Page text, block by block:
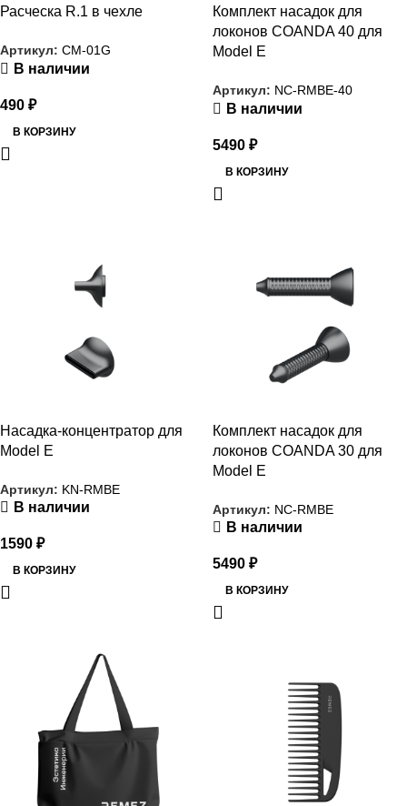
Расческа R.1 в чехле
Артикул: CM-01G
В наличии
490 ₽
В КОРЗИНУ
Комплект насадок для
локонов COANDA 40 для
Model E
Артикул: NC-RMBE-40
В наличии
5490 ₽
В КОРЗИНУ
Насадка-концентратор для
Model E
Артикул: KN-RMBE
В наличии
1590 ₽
В КОРЗИНУ
Комплект насадок для
локонов COANDA 30 для
Model E
Артикул: NC-RMBE
В наличии
5490 ₽
В КОРЗИНУ